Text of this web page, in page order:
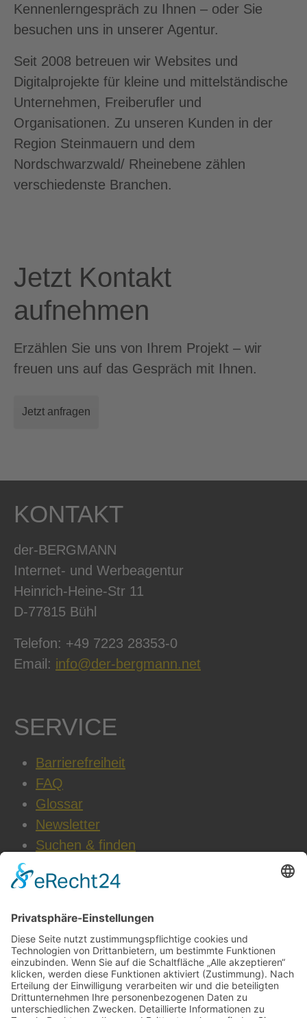
Kennenlerngespräch zu Ihnen – oder Sie
besuchen uns in unserer Agentur.
Seit 2008 betreuen wir Websites und
Digitalprojekte für kleine und mittelständische
Unternehmen, Freiberufler und
Organisationen. Zu unseren Kunden in der
Region Steinmauern und dem
Nordschwarzwald/ Rheinebene zählen
verschiedenste Branchen.
Jetzt Kontakt
aufnehmen
Erzählen Sie uns von Ihrem Projekt – wir
freuen uns auf das Gespräch mit Ihnen.
Jetzt anfragen
KONTAKT
der-BERGMANN
Internet- und Werbeagentur
Heinrich-Heine-Str 11
D-77815 Bühl
Telefon: +49 7223 28353-0
Email: info@der-bergmann.net
SERVICE
Barrierefreiheit
FAQ
Glossar
Newsletter
Suchen & finden
WEITERE INFOS
Datenschutz
Impressum
AGB
Cookie-Einstellungen